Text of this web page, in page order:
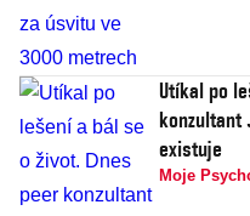
Utíkal po
konzultant
existuje
Moje